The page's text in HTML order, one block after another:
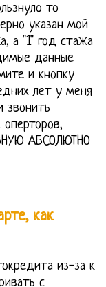
то
указан мой
а "1" год стажа
данные
и кнопку
лет у меня
звонить
АБСОЛЮТНО
как
из-за к
с